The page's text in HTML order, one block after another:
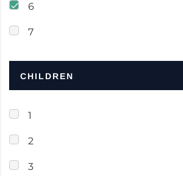
6
7
CHILDREN
1
2
3